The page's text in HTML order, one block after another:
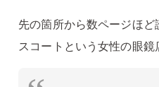
先の箇所から数ページほど
スコートという女性の眼鏡